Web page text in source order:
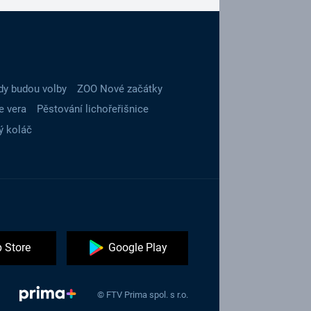
budou volby
ZOO Nové začátky
vera
Pěstování lichořeřišnice
koláč
Store Google Play
© FTV Prima spol. s r.o.